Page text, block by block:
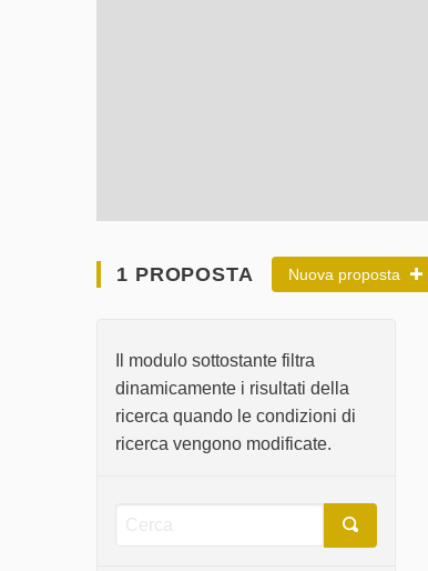
1 PROPOSTA Nuova proposta
Il modulo sottostante filtra
dinamicamente i risultati della
ricerca quando le condizioni di
ricerca vengono modificate.